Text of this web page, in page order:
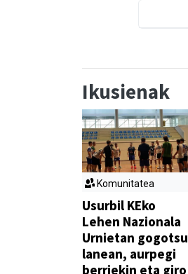
Ikusienak
Komunitatea
Usurbil KEko
Lehen Nazionala
Urnietan gogotsu
lanean, aurpegi
berriekin eta giro